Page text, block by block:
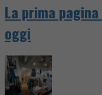
La prima
oggi